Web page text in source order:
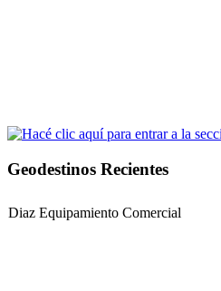
Geodestinos Recientes
Diaz Equipamiento Comercial